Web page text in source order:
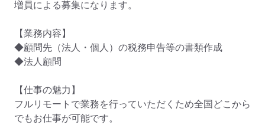
増員による募集になります。
【業務内容】
◆顧問先（法人・個人）の税務申告等の書類作成
◆法人顧問
【仕事の魅力】
フルリモートで業務を行っていただくため全国どこから
でもお仕事が可能です。